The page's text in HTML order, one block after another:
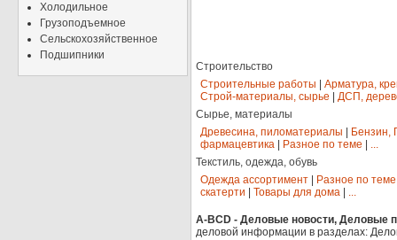
Холодильное
Грузоподъемное
Сельскохозяйственное
Подшипники
Строительство
Строительные работы
Арматура,
Строй-материалы, сырье
ДСП,
Сырье, материалы
Древесина, пиломатериалы
Бензин,
фармацевтика
Разное по теме
...
Текстиль, одежда, обувь
Одежда ассортимент
Разное по теме
скатерти
Товары для дома ...
A-BCD - Деловые новости, Деловые
деловой информации в разделах: